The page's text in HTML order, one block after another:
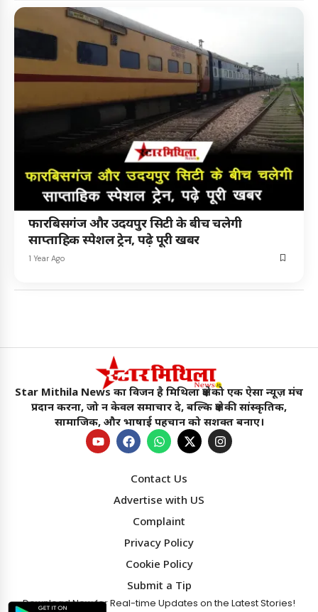
फारबिसगंज और उदयपुर सिटी के बीच चलेगी
साप्ताहिक स्पेशल ट्रेन, पढ़े पूरी खबर
1 Year Ago
Star Mithila News का विजन है मिथिला क्षेत्र को एक ऐसा न्यूज़ मंच
प्रदान करना, जो न केवल समाचार दे, बल्कि क्षेत्र की सांस्कृतिक,
सामाजिक, और भाषाई पहचान को सशक्त बनाए।
Contact Us
Advertise with US
Complaint
Privacy Policy
Cookie Policy
Submit a Tip
Download Now for Real-time Updates on the Latest Stories!
Star Mithila News